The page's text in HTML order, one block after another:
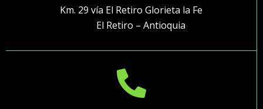
Km. 29 vía El Retiro Glorieta la Fe
El Retiro – Antioquia